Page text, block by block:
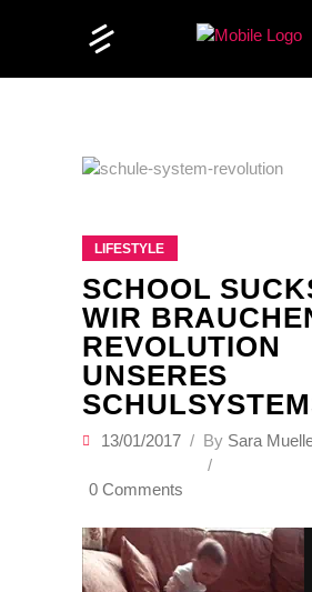
LIFESTYLE
SCHOOL
WIR
REVOLUTION
UNSERES
13/01/2017 By Sara
0 Comments